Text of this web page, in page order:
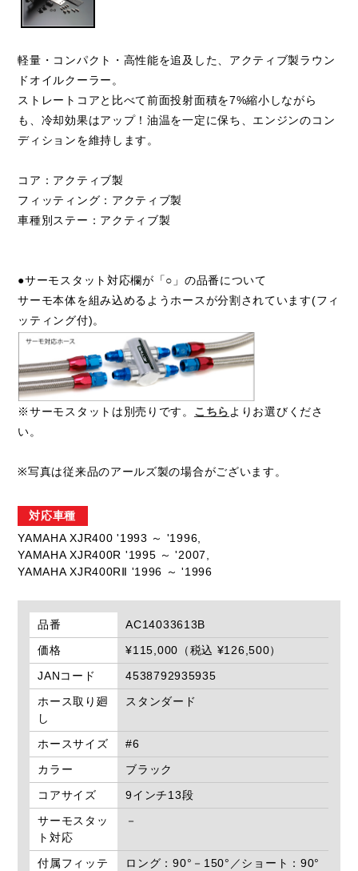
軽量・コンパクト・高性能を追及した、アクティブ製ラウン
ドオイルクーラー。
ストレートコアと比べて前面投射面積を7%縮小しながら
も、冷却効果はアップ！油温を一定に保ち、エンジンのコン
ディションを維持します。
コア：アクティブ製
フィッティング：アクティブ製
車種別ステー：アクティブ製
●サーモスタット対応欄が「○」の品番について
サーモ本体を組み込めるようホースが分割されています(フィ
ッティング付)。
※サーモスタットは別売りです。 こちらよりお選びくださ
い。
※写真は従来品のアールズ製の場合がございます。
対応車種
YAMAHA XJR400 '1993 ～ '1996,
YAMAHA XJR400R '1995 ～ '2007,
YAMAHA XJR400RⅡ '1996 ～ '1996
品番
AC14033613B
価格
¥115,000（税込 ¥126,500）
JANコード
4538792935935
ホース取り廻
し
スタンダード
ホースサイズ
#6
カラー
ブラック
コアサイズ
9インチ13段
サーモスタッ
ト対応
－
付属フィッテ
ロング：90°－150°／ショート：90°